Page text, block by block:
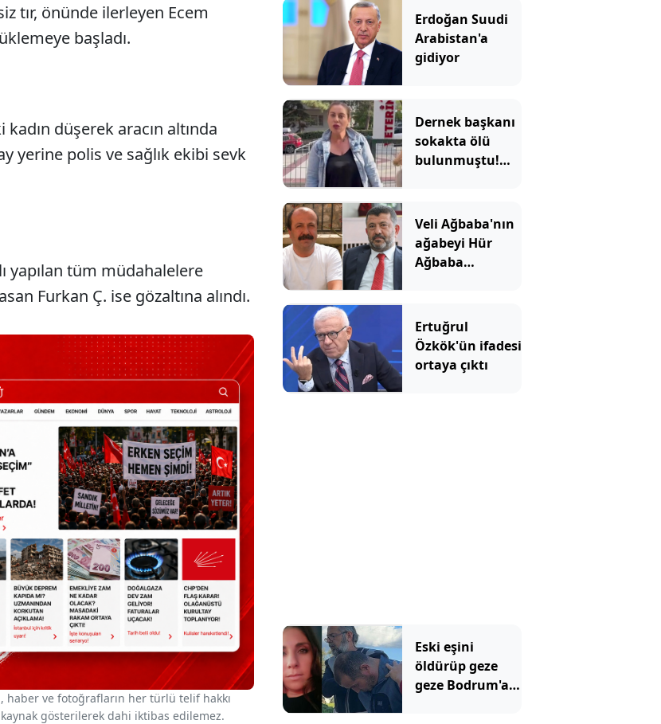
tır, önünde ilerleyen Ecem
başladı.
düşerek aracın altında
yerine polis ve sağlık ekibi sevk
yapılan tüm müdahalelere
Furkan Ç. ise gözaltına alındı.
haber ve fotoğrafların her türlü telif hakkı
gösterilerek dahi iktibas edilemez.
Erdoğan Suudi
Arabistan'a
gidiyor
Dernek başkanı
sokakta ölü
bulunmuştu!
Veli Ağbaba'nın
ağabeyi Hür
Ağbaba
Ertuğrul
Özkök'ün ifadesi
ortaya çıktı
Eski eşini
öldürüp geze
geze Bodrum'a